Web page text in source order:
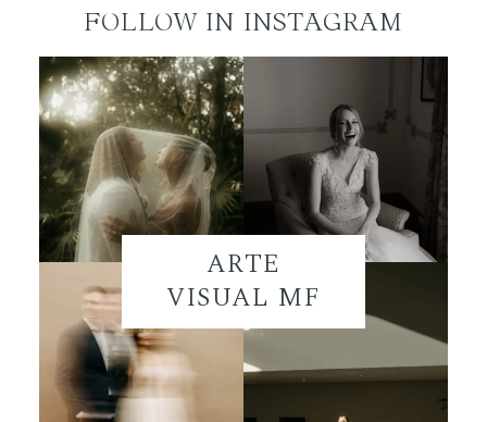
FOLLOW IN INSTAGRAM
ARTE
VISUAL MF